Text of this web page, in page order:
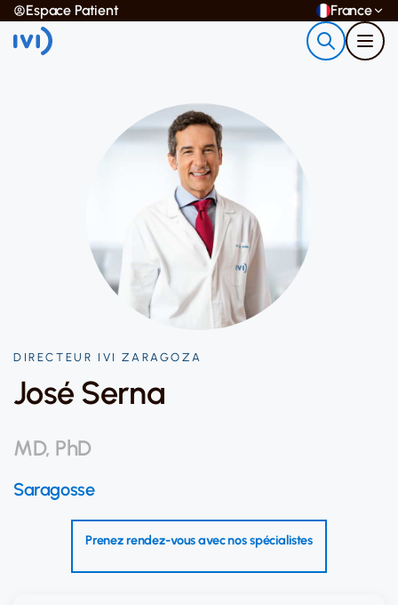
Espace Patient France
DIRECTEUR IVI ZARAGOZA
José Serna
MD, PhD
Saragosse
Prenez rendez-vous avec nos spécialistes